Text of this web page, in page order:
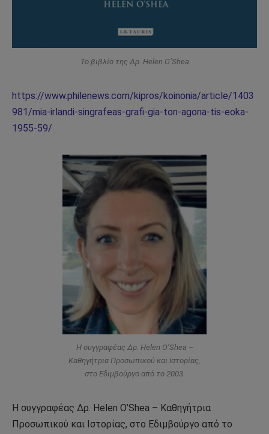
To βιβλίο της Δρ. Helen O’Shea
https://www.philenews.com/kipros/koinonia/article/1403
981/mia-irlandi-singrafeas-grafi-gia-ton-agona-tis-eoka-
1955-59/
Η συγγραφέας Δρ. Helen O’Shea –
Καθηγήτρια Προσωπικού και Ιστορίας,
στο Εδιμβούργο από το 2003.
Η συγγραφέας Δρ. Helen O’Shea – Καθηγήτρια
Προσωπικού και Ιστορίας, στο Εδιμβούργο από το